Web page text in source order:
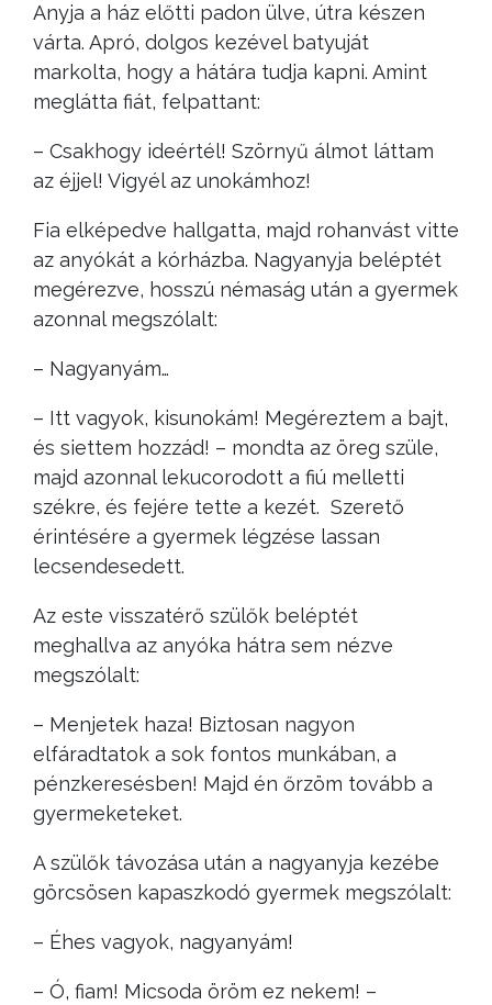
Anyja a ház előtti padon ülve, útra készen
várta. Apró, dolgos kezével batyuját
markolta, hogy a hátára tudja kapni. Amint
meglátta fiát, felpattant:
– Csakhogy ideértél! Szörnyű álmot láttam
az éjjel! Vigyél az unokámhoz!
Fia elképedve hallgatta, majd rohanvást vitte
az anyókát a kórházba. Nagyanyja beléptét
megérezve, hosszú némaság után a gyermek
azonnal megszólalt:
– Nagyanyám…
– Itt vagyok, kisunokám! Megéreztem a bajt,
és siettem hozzád! – mondta az öreg szüle,
majd azonnal lekucorodott a fiú melletti
székre, és fejére tette a kezét. Szerető
érintésére a gyermek légzése lassan
lecsendesedett.
Az este visszatérő szülők beléptét
meghallva az anyóka hátra sem nézve
megszólalt:
– Menjetek haza! Biztosan nagyon
elfáradtatok a sok fontos munkában, a
pénzkeresésben! Majd én őrzöm tovább a
gyermeketeket.
A szülők távozása után a nagyanyja kezébe
görcsösen kapaszkodó gyermek megszólalt:
– Éhes vagyok, nagyanyám!
– Ó, fiam! Micsoda öröm ez nekem! –